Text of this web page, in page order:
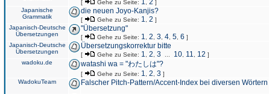
[ Gehe zu Seite: 1 2 ]
Japanische
Grammatik
die neuen Joyo-Kanjis?
[ Gehe zu Seite: 1 2 ]
Japanisch-Deutsche
Übersetzungen
"Übersetzung"
[ Gehe zu Seite: 1 2 3 4 5 6 ]
Japanisch-Deutsche
Übersetzungen
Übersetzungskorrektur bitte
[ Gehe zu Seite: 1 2 3 10 11 12 ]
wadoku.de watashi wa = "わたしは"?
[ Gehe zu Seite: 1 2 3 ]
WadokuTeam Falscher Pitch-Pattern/Accent-Index bei diversen